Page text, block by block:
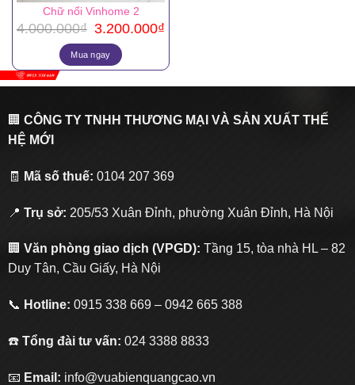
Chữ nổi Vinhome 2
4.000.000₫ Giá
gốc
là:
4.000.000₫.
3.200.000₫
là:
3.200.000₫.
Mua ngay
🏢 CÔNG TY TNHH THƯƠNG MẠI VÀ SẢN XUẤT THẾ
HỆ MỚI
🧾 Mã số thuế: 0104 207 369
📍 Trụ sở: 205/53 Xuân Đỉnh, phường Xuân Đỉnh, Hà Nội
🏢 Văn phòng giao dịch (VPGD): Tầng 15, tòa nhà HL – 82
Duy Tân, Cầu Giấy, Hà Nội
📞 Hotline: 0915 338 669 – 0942 665 388
☎️ Tổng đài tư vấn: 024 3388 8833
📧 Email: info@vuabienquangcao.vn